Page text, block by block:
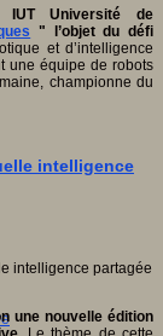
IUT Université de
" l’objet du défi
et d’intelligence
une équipe de robots
championne du
intelligence
une nouvelle édition